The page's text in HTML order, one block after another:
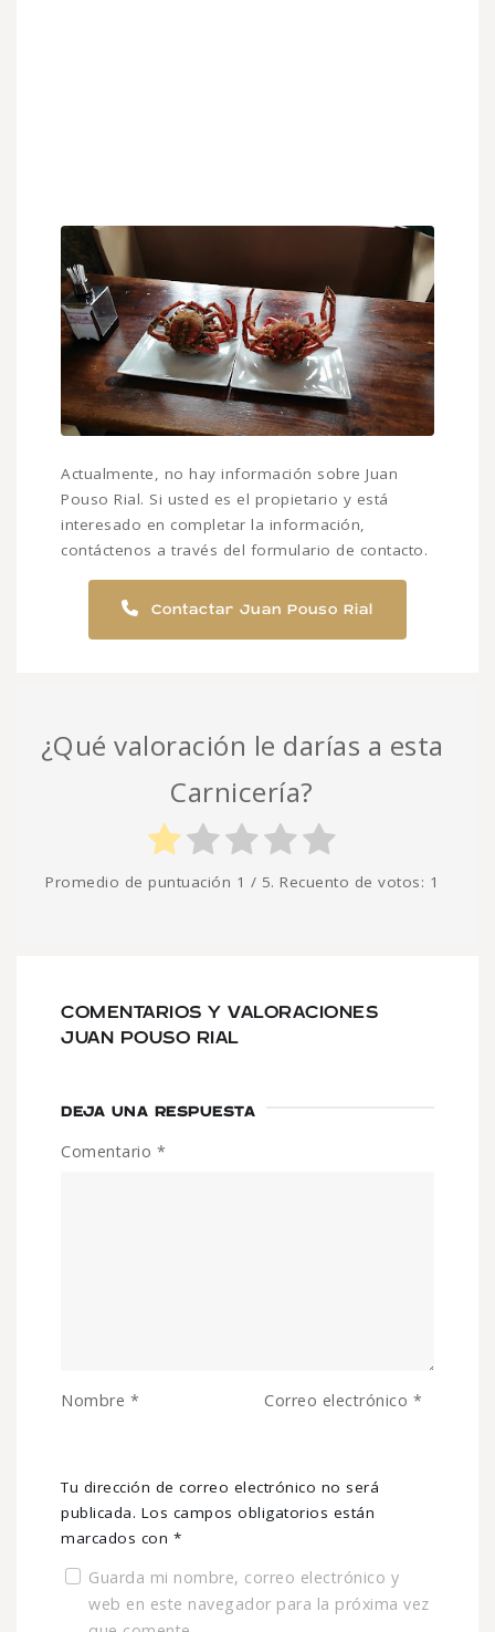
Actualmente, no hay información sobre Juan
Pouso Rial. Si usted es el propietario y está
interesado en completar la información,
contáctenos a través del formulario de contacto.
Contactar Juan Pouso Rial
¿Qué valoración le darías a esta
Carnicería?
Promedio de puntuación 1 / 5. Recuento de votos: 1
COMENTARIOS Y VALORACIONES
JUAN POUSO RIAL
DEJA UNA RESPUESTA
Tu dirección de correo electrónico no será
publicada. Los campos obligatorios están
marcados con *
Comentario *
Nombre * Correo electrónico *
Guarda mi nombre, correo electrónico y
web en este navegador para la próxima vez